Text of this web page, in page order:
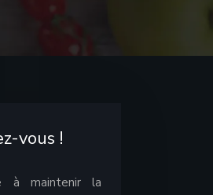
vous !
à maintenir la